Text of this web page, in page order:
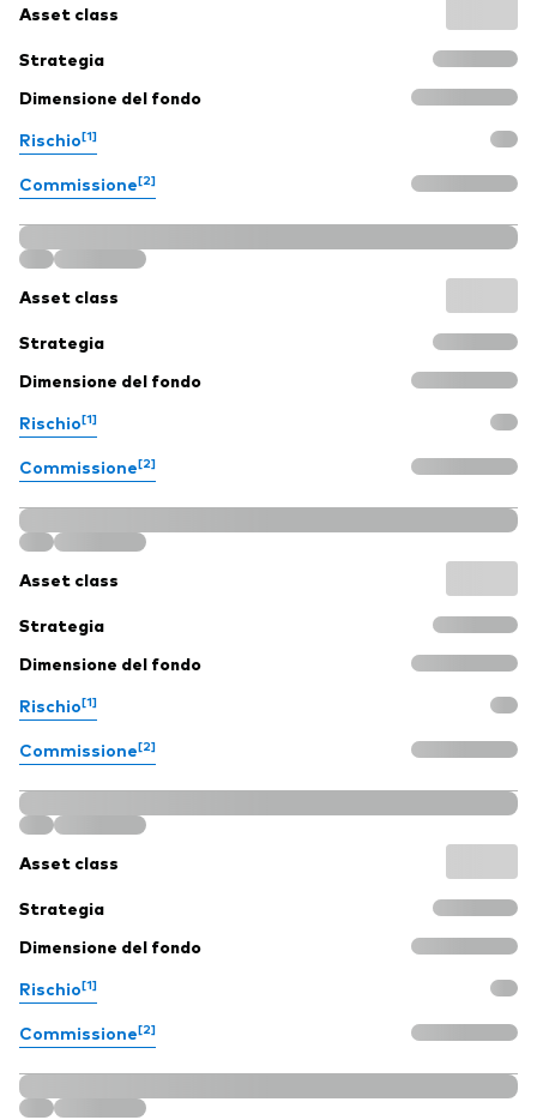
Asset class
Strategia
Dimensione del fondo
Rischio[1]
Commissione[2]
Asset class
Strategia
Dimensione del fondo
Rischio[1]
Commissione[2]
Asset class
Strategia
Dimensione del fondo
Rischio[1]
Commissione[2]
Asset class
Strategia
Dimensione del fondo
Rischio[1]
Commissione[2]